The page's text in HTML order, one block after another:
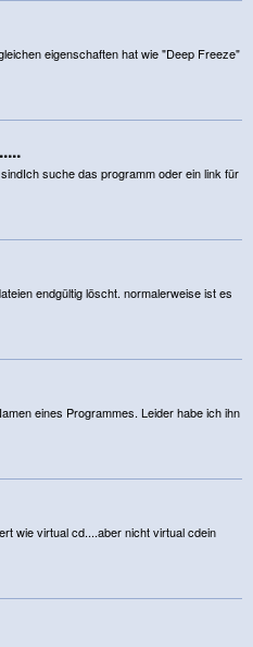
eigenschaften hat wie "Deep Freeze"
suche das programm oder ein link für
endgültig löscht. normalerweise ist es
eines Programmes. Leider habe ich ihn
wie virtual cd....aber nicht virtual cdein